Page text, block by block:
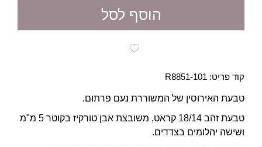
הוסף לסל
קוד פריט: R8851-101
טבעת האירוסין של המשוררת נעם פרתום.
טבעת זהב 18/14 קראט, משובצת אבן טורקיז בקוטר 5 מ"מ
ושישה יהלומים בצדדים.